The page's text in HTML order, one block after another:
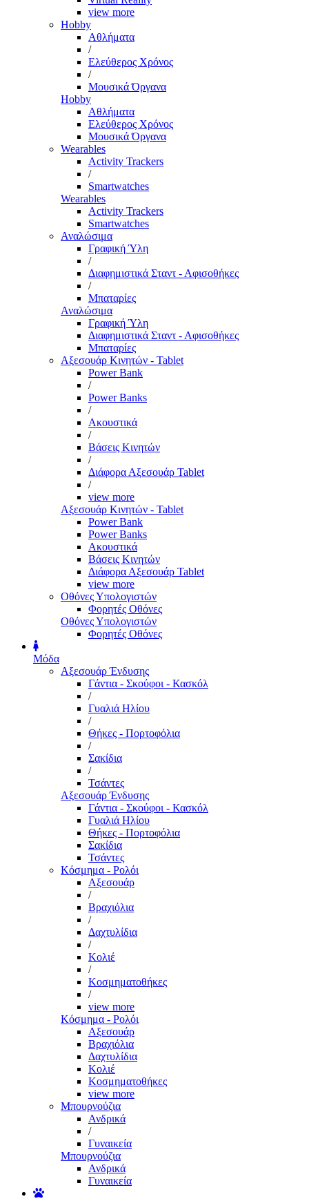
view more
Hobby
Αθλήματα
/
Ελεύθερος Χρόνος
/
Μουσικά Όργανα
Hobby
Αθλήματα
Ελεύθερος Χρόνος
Μουσικά Όργανα
Wearables
Activity Trackers
/
Smartwatches
Wearables
Activity Trackers
Smartwatches
Αναλώσιμα
Γραφική Ύλη
/
Διαφημιστικά Σταντ - Αφισοθήκες
/
Μπαταρίες
Αναλώσιμα
Γραφική Ύλη
Διαφημιστικά Σταντ - Αφισοθήκες
Μπαταρίες
Αξεσουάρ Κινητών - Tablet
Power Bank
/
Power Banks
/
Ακουστικά
/
Βάσεις Κινητών
/
Διάφορα Αξεσουάρ Tablet
/
view more
Αξεσουάρ Κινητών - Tablet
Power Bank
Power Banks
Ακουστικά
Βάσεις Κινητών
Διάφορα Αξεσουάρ Tablet
view more
Οθόνες Υπολογιστών
Φορητές Οθόνες
Οθόνες Υπολογιστών
Φορητές Οθόνες
Μόδα
Αξεσουάρ Ένδυσης
Γάντια - Σκούφοι - Κασκόλ
/
Γυαλιά Ηλίου
/
Θήκες - Πορτοφόλια
/
Σακίδια
/
Τσάντες
Αξεσουάρ Ένδυσης
Γάντια - Σκούφοι - Κασκόλ
Γυαλιά Ηλίου
Θήκες - Πορτοφόλια
Σακίδια
Τσάντες
Κόσμημα - Ρολόι
Αξεσουάρ
/
Βραχιόλια
/
Δαχτυλίδια
/
Κολιέ
/
Κοσμηματοθήκες
/
view more
Κόσμημα - Ρολόι
Αξεσουάρ
Βραχιόλια
Δαχτυλίδια
Κολιέ
Κοσμηματοθήκες
view more
Μπουρνούζια
Ανδρικά
/
Γυναικεία
Μπουρνούζια
Ανδρικά
Γυναικεία